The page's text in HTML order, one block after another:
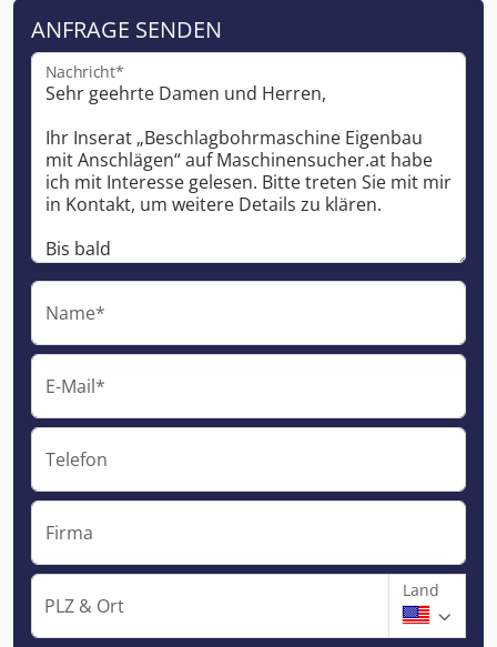
ANFRAGE SENDEN
Nachricht*
Name*
E-Mail*
Telefon
Firma
PLZ & Ort
Land